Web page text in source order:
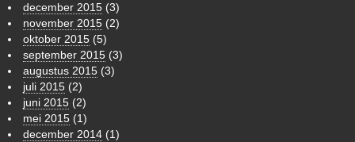
december 2015 (3)
november 2015 (2)
oktober 2015 (5)
september 2015 (3)
augustus 2015 (3)
juli 2015 (2)
juni 2015 (2)
mei 2015 (1)
december 2014 (1)